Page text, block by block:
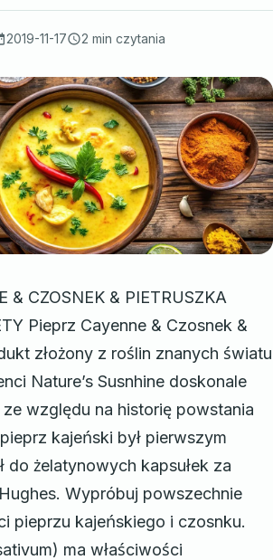
2019-11-17 2 min czytania
& CZOSNEK & PIETRUSZKA
Pieprz Cayenne & Czosnek &
złożony z roślin znanych światu
Nature’s Susnhine doskonale
względu na historię powstania
kajeński był pierwszym
do żelatynowych kapsułek za
Wypróbuj powszechnie
pieprzu kajeńskiego i czosnku.
ma właściwości